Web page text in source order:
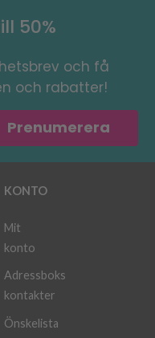
50%
och få
och rabatter!
Prenumerera
KONTO
Mit
konto
Adressboks
kontakter
Önskelista